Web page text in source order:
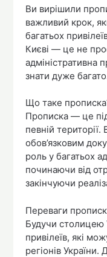
Ви вирішили
важливий крок,
багатьох
Києві — це не
адміністративна
знати дуже
Що таке
Прописка — це
певній території.
обов’язковим
роль у багатьох
починаючи від
закінчуючи
Переваги
Будучи столицею
привілеїв, які
регіонів України.